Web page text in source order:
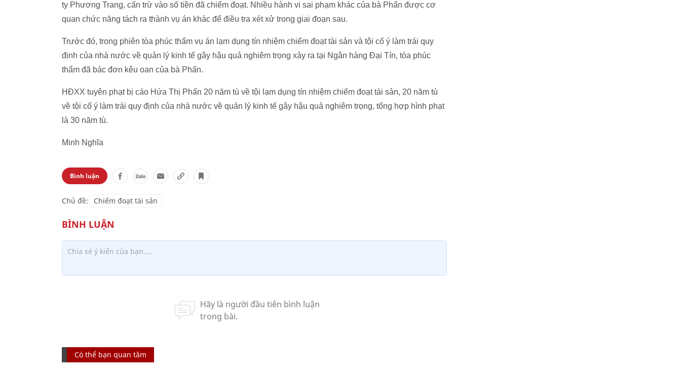
ty Phương Trang, cấn trừ vào số tiền đã chiếm đoạt. Nhiều hành vi sai phạm khác của bà Phấn được cơ
quan chức năng tách ra thành vụ án khác để điều tra xét xử trong giai đoạn sau.
Trước đó, trong phiên tòa phúc thẩm vụ án lạm dụng tín nhiệm chiếm đoạt tài sản và tội cố ý làm trái quy
định của nhà nước về quản lý kinh tế gây hậu quả nghiêm trọng xảy ra tại Ngân hàng Đại Tín, tòa phúc
thẩm đã bác đơn kêu oan của bà Phấn.
HĐXX tuyên phạt bị cáo Hứa Thị Phấn 20 năm tù về tội lạm dụng tín nhiệm chiếm đoạt tài sản, 20 năm tù
về tội cố ý làm trái quy định của nhà nước về quản lý kinh tế gây hậu quả nghiêm trọng, tổng hợp hình phạt
là 30 năm tù.
Minh Nghĩa
Bình luận
Chủ đề: Chiếm đoạt tài sản
Có thể bạn quan tâm